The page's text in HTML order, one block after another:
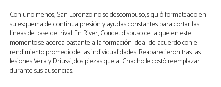
Con uno menos, San Lorenzo no se descompuso, siguió formateado en
su esquema de continua presión y ayudas constantes para cortar las
líneas de pase del rival. En River, Coudet dispuso de la que en este
momento se acerca bastante a la formación ideal, de acuerdo con el
rendimiento promedio de las individualidades. Reaparecieron tras las
lesiones Vera y Driussi, dos piezas que al Chacho le costó reemplazar
durante sus ausencias.